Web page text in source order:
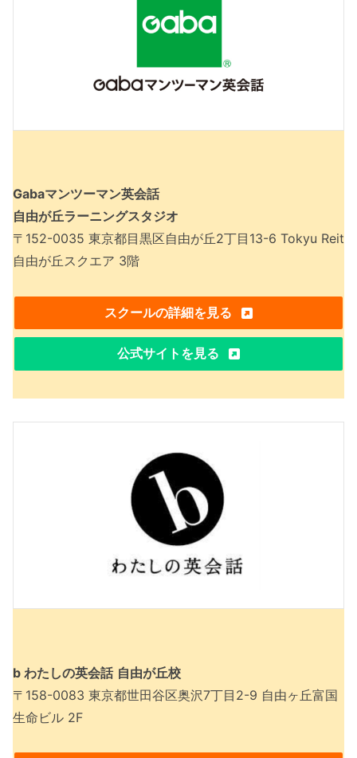
Gabaマンツーマン英会話
自由が丘ラーニングスタジオ
〒152-0035 東京都目黒区自由が丘2丁目13-6 Tokyu Reit
自由が丘スクエア 3階
スクールの詳細を見る
公式サイトを見る
b わたしの英会話 自由が丘校
〒158-0083 東京都世田谷区奥沢7丁目2-9 自由ヶ丘富国
生命ビル 2F